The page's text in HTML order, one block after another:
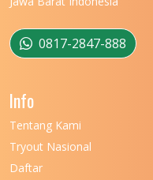
UNIVERSITAS
UNIVERSITAS
UNIVERSITAS
0817-2847-888
Info
Tentang Kami
Tryout Nasional
Daftar